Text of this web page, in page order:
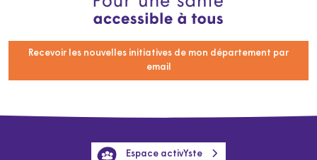
Recevoir les nouvelles initiatives de mon département par
email
Espace activYste